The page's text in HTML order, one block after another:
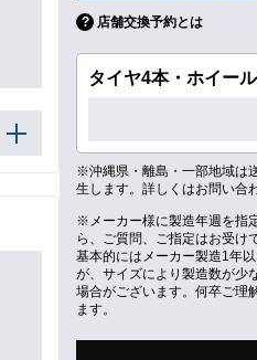
店舗交換予約とは
タイヤ4本・ホイー
※沖縄県・離島・一部地域は
生します。詳しくはお問い合
※メーカー様に製造年週を指
ら、ご質問、ご指定はお受け
基本的にはメーカー製造1年
が、サイズにより製造数が少
場合がございます。何卒ご理
ます。